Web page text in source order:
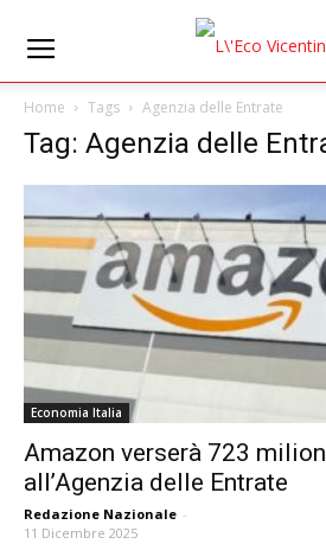
Home Tags Agenzia delle Entrate
Tag: Agenzia delle
Economia Italia
Amazon verserà 723
all’Agenzia delle Entrate
Redazione Nazionale -
11 Dicembre 2025